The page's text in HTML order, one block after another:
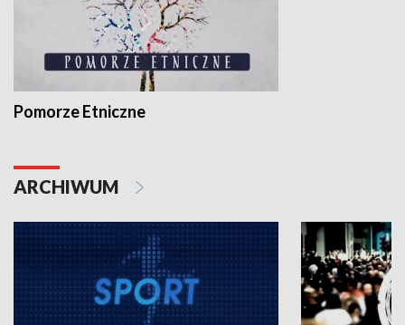
Pomorze Etniczne
ARCHIWUM